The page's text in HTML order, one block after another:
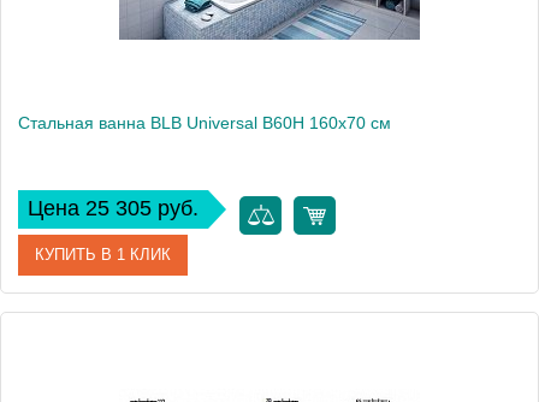
Стальная ванна BLB Universal B60H 160x70 см
Цена 25 305 руб.
КУПИТЬ В 1 КЛИК